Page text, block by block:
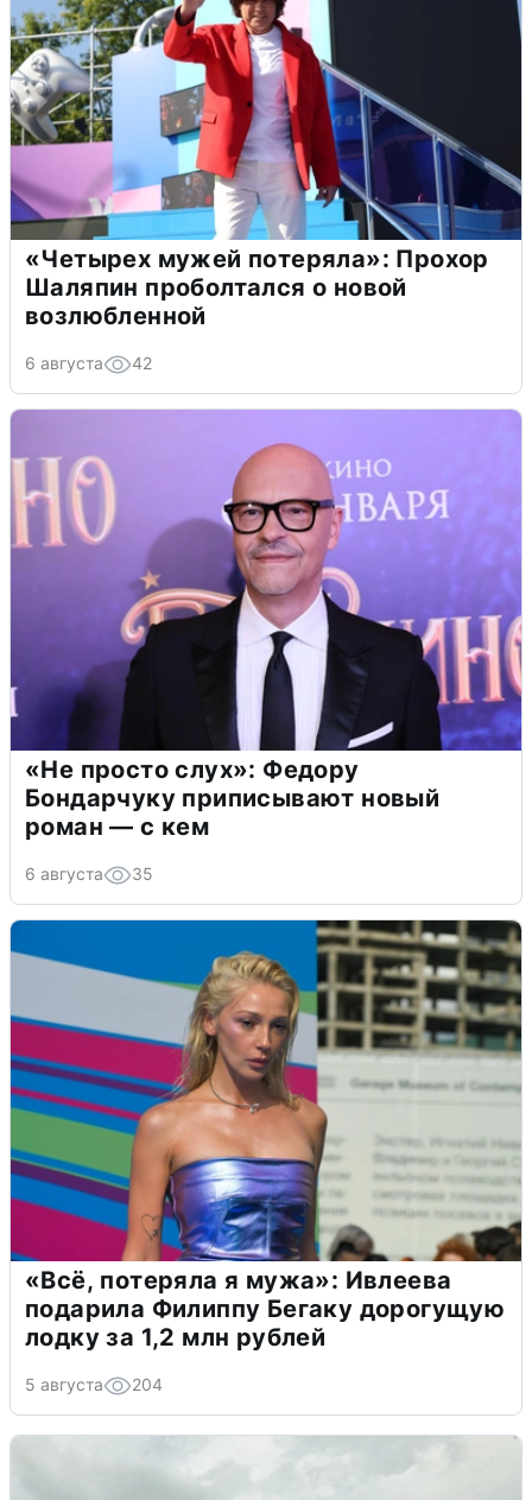
«Четырех мужей потеряла»: Прохор
Шаляпин проболтался о новой
возлюбленной
6 августа 42
«Не просто слух»: Федору
Бондарчуку приписывают новый
роман — с кем
6 августа 35
«Всё, потеряла я мужа»: Ивлеева
подарила Филиппу Бегаку дорогущую
лодку за 1,2 млн рублей
5 августа 204